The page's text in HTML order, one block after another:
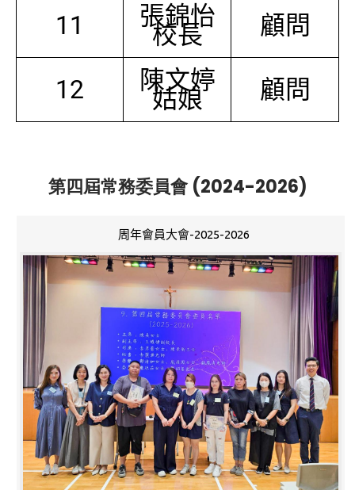
11 張錦怡
校長 顧問
12 陳文婷
姑娘 顧問
第四屆常務委員會 (2024-2026)
周年會員大會-2025-2026